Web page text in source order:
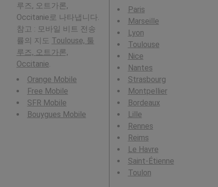
루즈, 오트가론,
Occitanie로 나타냅니다.
참고 : 모바일 비트 전송
률의 지도 Toulouse, 툴
루즈, 오트가론,
Occitanie
Orange Mobile
Free Mobile
SFR Mobile
Bouygues Mobile
Paris
Marseille
Lyon
Toulouse
Nice
Nantes
Strasbourg
Montpellier
Bordeaux
Lille
Rennes
Reims
Le Havre
Saint-Étienne
Toulon